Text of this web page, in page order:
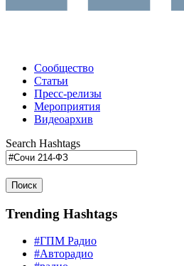
Сообщество
Статьи
Пресс-релизы
Мероприятия
Видеоархив
Search Hashtags
Поиск
Trending Hashtags
#ГПМ Радио
#Авторадио